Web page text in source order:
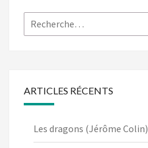
Rechercher :
ARTICLES RÉCENTS
Les dragons (Jérôme Colin)